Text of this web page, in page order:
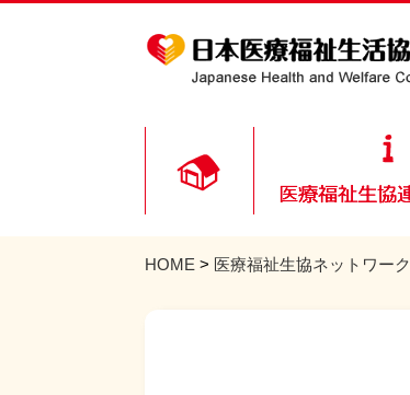
HOME > 医療福祉生協ネットワーク